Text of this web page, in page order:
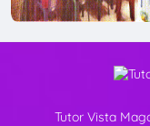
Tutor Vista